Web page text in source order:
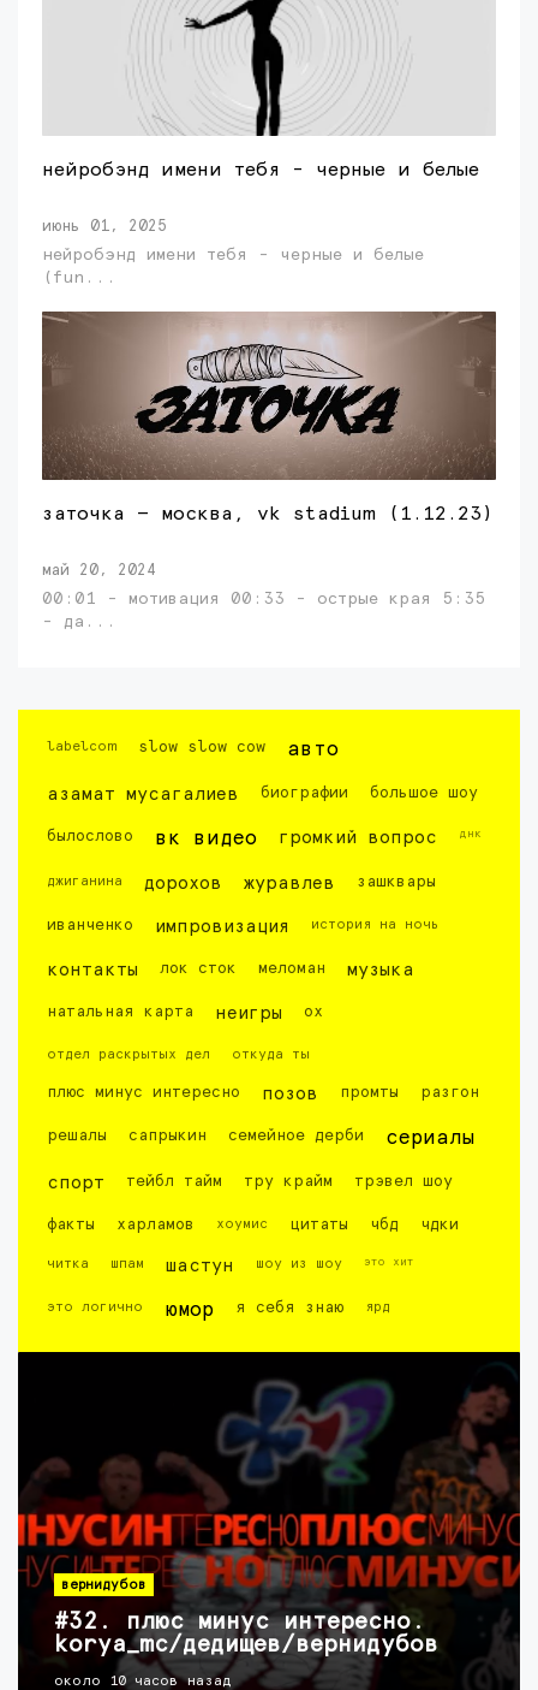
нейробэнд имени тебя - черные и белые
июнь 01, 2025
нейробэнд имени тебя - черные и белые
(fun...
заточка — москва, vk stadium (1.12.23)
май 20, 2024
00:01 - мотивация 00:33 - острые края 5:35
- да...
labelcom slow slow cow авто
азамат мусагалиев биографии большое шоу
былослово вк видео громкий вопрос днк
джиганина дорохов журавлев зашквары
иванченко импровизация история на ночь
контакты лок сток меломан музыка
натальная карта неигры ох
отдел раскрытых дел откуда ты
плюс минус интересно позов промты разгон
решалы сапрыкин семейное дерби сериалы
спорт тейбл тайм тру крайм трэвел шоу
факты харламов хоумис цитаты чбд чдки
читка шпам шастун шоу из шоу это хит
это логично юмор я себя знаю ярд
вернидубов
#32. плюс минус интересно.
korya_mc/дедищев/вернидубов
около 10 часов назад